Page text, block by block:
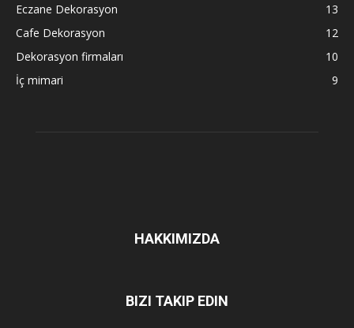
Eczane Dekorasyon
13
Cafe Dekorasyon
12
Dekorasyon firmaları
10
İç mimari
9
HAKKIMIZDA
BIZI TAKIP EDIN